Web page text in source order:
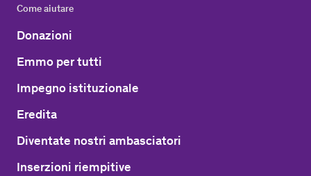
Come aiutare
Donazioni
Emmo per tutti
Impegno istituzionale
Eredita
Diventate nostri ambasciatori
Inserzioni riempitive